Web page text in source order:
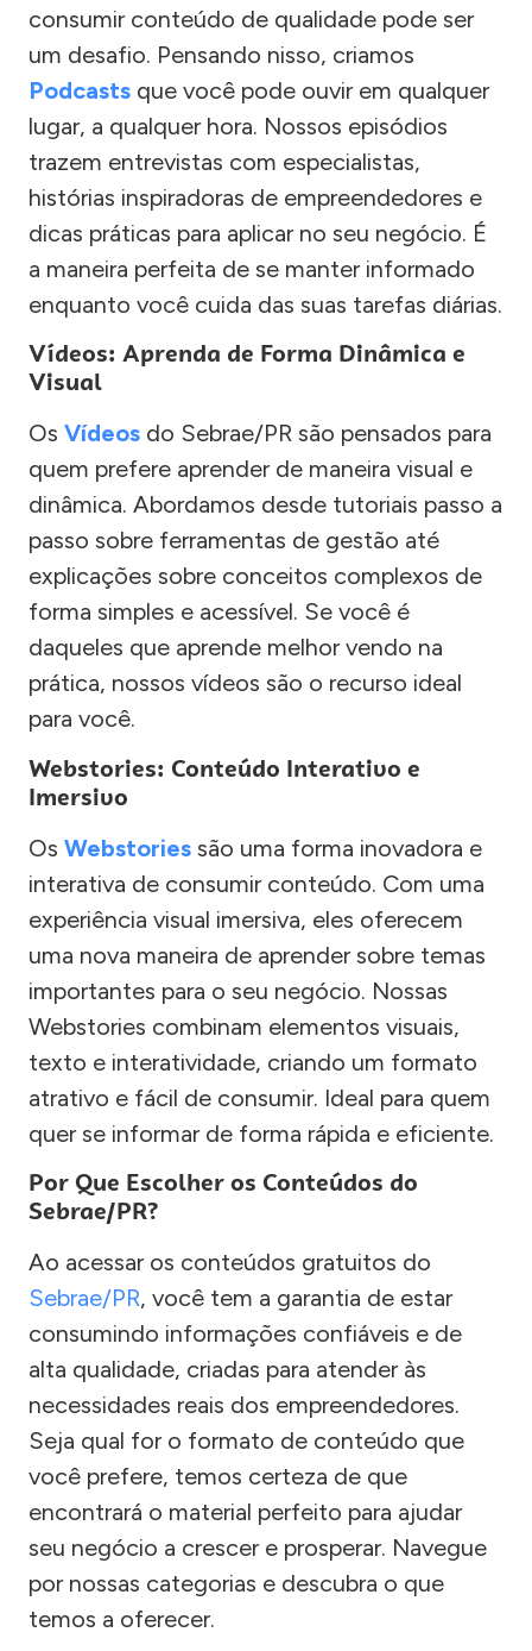
consumir conteúdo de qualidade pode ser
um desafio. Pensando nisso, criamos
Podcasts que você pode ouvir em qualquer
lugar, a qualquer hora. Nossos episódios
trazem entrevistas com especialistas,
histórias inspiradoras de empreendedores e
dicas práticas para aplicar no seu negócio. É
a maneira perfeita de se manter informado
enquanto você cuida das suas tarefas diárias.
Vídeos: Aprenda de Forma Dinâmica e
Visual
Os Vídeos do Sebrae/PR são pensados para
quem prefere aprender de maneira visual e
dinâmica. Abordamos desde tutoriais passo a
passo sobre ferramentas de gestão até
explicações sobre conceitos complexos de
forma simples e acessível. Se você é
daqueles que aprende melhor vendo na
prática, nossos vídeos são o recurso ideal
para você.
Webstories: Conteúdo Interativo e
Imersivo
Os Webstories são uma forma inovadora e
interativa de consumir conteúdo. Com uma
experiência visual imersiva, eles oferecem
uma nova maneira de aprender sobre temas
importantes para o seu negócio. Nossas
Webstories combinam elementos visuais,
texto e interatividade, criando um formato
atrativo e fácil de consumir. Ideal para quem
quer se informar de forma rápida e eficiente.
Por Que Escolher os Conteúdos do
Sebrae/PR?
Ao acessar os conteúdos gratuitos do
Sebrae/PR, você tem a garantia de estar
consumindo informações confiáveis e de
alta qualidade, criadas para atender às
necessidades reais dos empreendedores.
Seja qual for o formato de conteúdo que
você prefere, temos certeza de que
encontrará o material perfeito para ajudar
seu negócio a crescer e prosperar. Navegue
por nossas categorias e descubra o que
temos a oferecer.